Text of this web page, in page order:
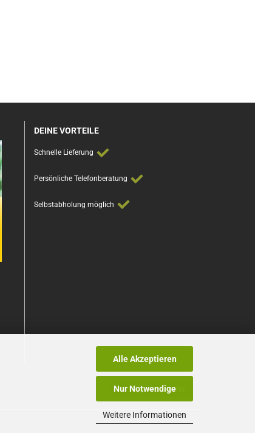
Alle Akzeptieren
Nur Notwendige
Weitere Informationen
DEINE VORTEILE
Schnelle Lieferung
Persönliche Telefonberatung
Selbstabholung möglich
Vertrag widerrufen